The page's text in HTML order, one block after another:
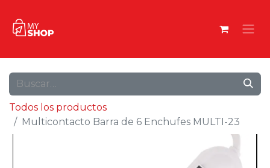
Todos los productos
Multicontacto Barra de 6 Enchufes MULTI-23